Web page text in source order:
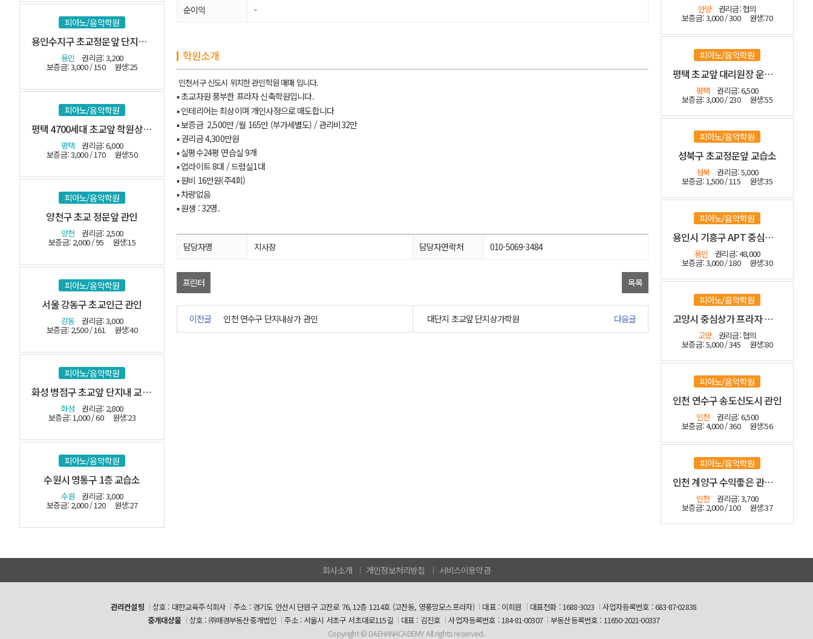
피아노/음악학원
용인수지구 초교정문앞 단지내 관인
용인 권리금: 3,200
보증금: 3,000 / 150 원생:25
피아노/음악학원
평택 4700세대 초교앞 학원상가 관인
평택 권리금: 6,000
보증금: 3,000 / 170 원생:50
피아노/음악학원
양천구 초교 정문앞 관인
양천 권리금: 2,500
보증금: 2,000 / 95 원생:15
피아노/음악학원
서울 강동구 초교인근 관인
강동 권리금: 3,000
보증금: 2,500 / 161 원생:40
피아노/음악학원
화성 병점구 초교앞 단지내 교습소-(시설최상)
화성 권리금: 2,800
보증금: 1,000 / 60 원생:23
피아노/음악학원
수원시 영통구 1층 교습소
수원 권리금: 3,000
보증금: 2,000 / 120 원생:27
순이익 -
학원소개
인천서구 신도시 위치한 관인학원 매매 입니다.
▪ 초교자원 풍부한 프라자 신축학원입니다.
▪ 인테리어는 최상이며 개인사정으로 매도합니다
▪ 보증금 2,500만 /월 165만 (부가세별도) / 관리비32만
▪ 권리금 4,300만원
▪ 실평수24평 연습실 9개
▪ 업라이트 8대 / 드럼실1대
▪ 원비 16만원(주4회)
▪ 차량없음
▪ 원생 : 32명.
담당자명 지사장 담당자연락처 010-5069-3484
프린터 목록
이전글 인천 연수구 단지내상가 관인 다음글
대단지 초교앞 단지상가학원
안양 권리금: 협의
보증금: 3,000 / 300 원생:70
피아노/음악학원
평택 초교앞 대리원장 운영중인 관인
평택 권리금: 6,500
보증금: 3,000 / 230 원생:55
피아노/음악학원
성북구 초교정문앞 교습소
성북 권리금: 5,000
보증금: 1,500 / 115 원생:35
피아노/음악학원
용인시 기흥구 APT 중심상가 등기매매 인테리어 최상
용인 권리금: 48,000
보증금: 3,000 / 180 원생:30
피아노/음악학원
고양시 중심상가 프라자 관인음악
고양 권리금: 협의
보증금: 5,000 / 345 원생:80
피아노/음악학원
인천 연수구 송도신도시 관인
인천 권리금: 6,500
보증금: 4,000 / 360 원생:56
피아노/음악학원
인천 계양구 수익좋은 관인음악학원
인천 권리금: 3,700
보증금: 2,000 / 100 원생:37
회사소개 개인정보처리방침 서비스이용약관
관리컨설팅 상호 : 대한교육주식회사 주소 : 경기도 안산시 단원구 고잔로 76, 12층 1214호 (고잔동, 영풍맘모스프라자) 대표 : 이희원 대표전화 : 1688-3023
사업자등록번호 : 683-87-02838
중개대상물
상호 : ㈜매경부동산중개법인 주소 : 서울시 서초구 서초대로115길 대표 : 김진호 사업자등록번호 : 184-81-00307
부동산등록번호 : 11650-2021-00337
Copyright © DAEHANACADEMYAll rights reserved.